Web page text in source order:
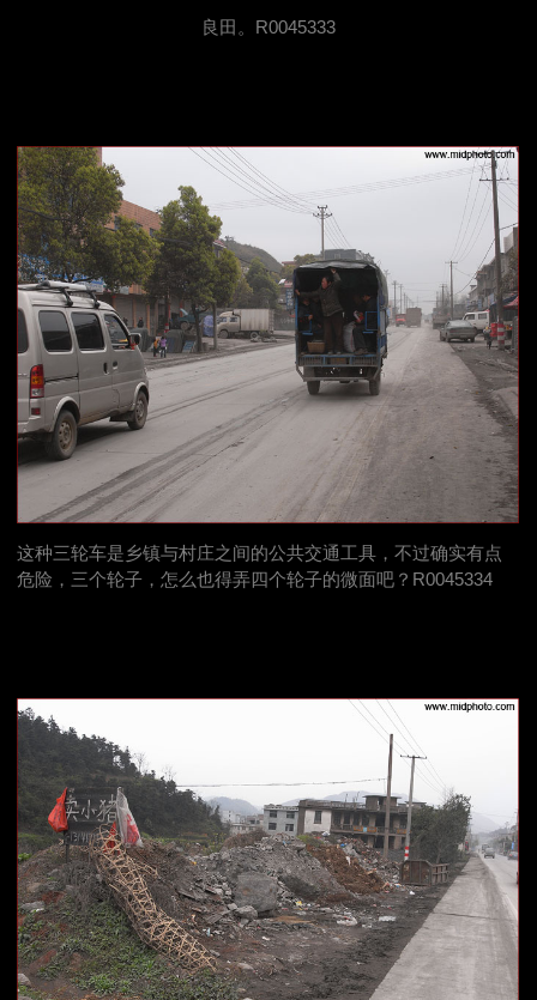
良田。R0045333
这种三轮车是乡镇与村庄之间的公共交通工具，不过确实有点
危险，三个轮子，怎么也得弄四个轮子的微面吧？R0045334